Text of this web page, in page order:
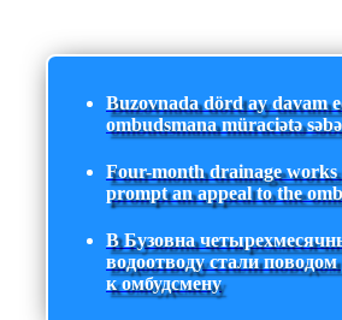
Buzovnada dörd ay davam
ombudsmana müraciətə
Four-month drainage works
prompt an appeal to the
В Бузовна
водоотводу стали
к омбудсмену